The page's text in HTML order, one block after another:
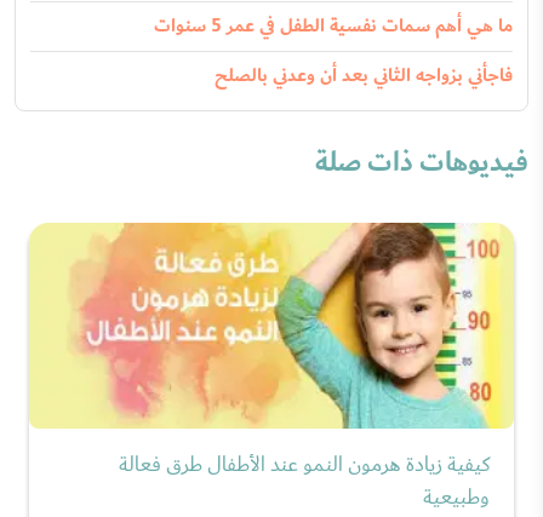
ما هي أهم سمات نفسية الطفل في عمر 5 سنوات
فاجأني بزواجه الثاني بعد أن وعدني بالصلح
فيديوهات ذات صلة
كيفية زيادة هرمون النمو عند الأطفال طرق فعالة
وطبيعية